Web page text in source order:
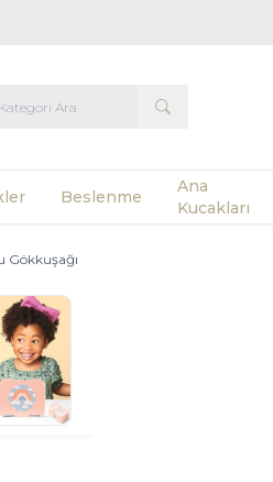
Beslenme
Ana
Kucakları
Gökkuşağı